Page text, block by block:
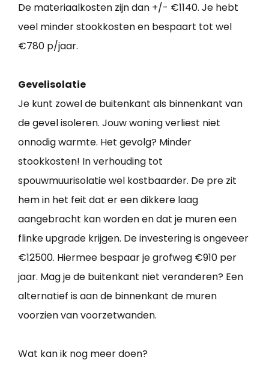
De materiaalkosten zijn dan +/- €1140. Je hebt
veel minder stookkosten en bespaart tot wel
€780 p/jaar.
Gevelisolatie
Je kunt zowel de buitenkant als binnenkant van
de gevel isoleren. Jouw woning verliest niet
onnodig warmte. Het gevolg? Minder
stookkosten! In verhouding tot
spouwmuurisolatie wel kostbaarder. De pre zit
hem in het feit dat er een dikkere laag
aangebracht kan worden en dat je muren een
flinke upgrade krijgen. De investering is ongeveer
€12500. Hiermee bespaar je grofweg €910 per
jaar. Mag je de buitenkant niet veranderen? Een
alternatief is aan de binnenkant de muren
voorzien van voorzetwanden.
Wat kan ik nog meer doen?